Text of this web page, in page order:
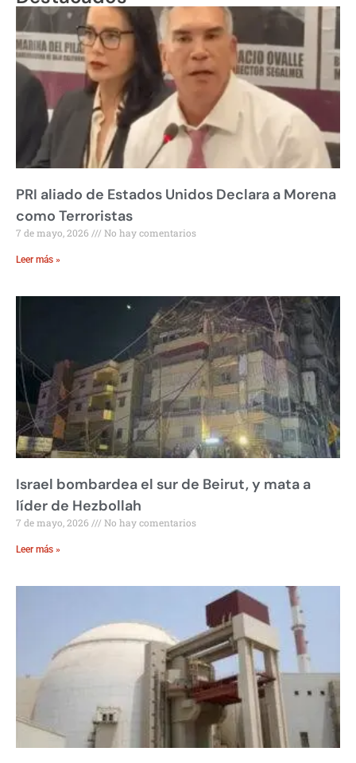
PRI aliado de Estados Unidos Declara a Morena
como Terroristas
7 de mayo, 2026 No hay comentarios
Leer más »
Israel bombardea el sur de Beirut, y mata a
líder de Hezbollah
7 de mayo, 2026 No hay comentarios
Leer más »